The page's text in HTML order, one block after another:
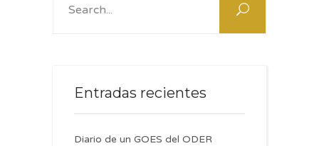
Entradas recientes
Diario de un GOES del ODER